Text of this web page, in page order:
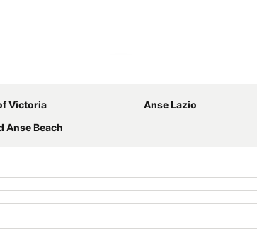
Victoria
Anse Lazio
Anse Beach